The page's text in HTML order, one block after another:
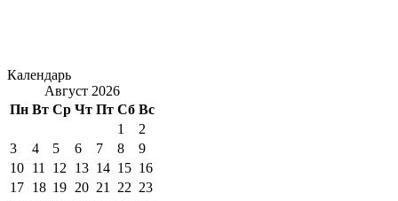
Календарь
Август 2026
Пн Вт Ср Чт Пт Сб Вс
1
2
3
4 5 6 7 8
9
10 11 12 13 14 15 16
17 18 19 20 21 22 23